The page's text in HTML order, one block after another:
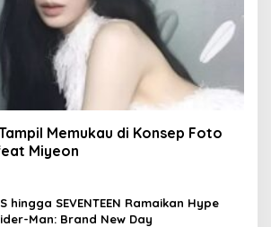
Memukau di Konsep Foto
Miyeon
hingga SEVENTEEN Ramaikan Hype
Man: Brand New Day